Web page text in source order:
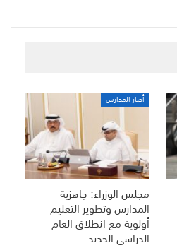
أخبار المدارس
مجلس الوزراء: جاهزية
المدارس وتطوير التعليم
أولوية مع انطلاق العام
الدراسي الجديد